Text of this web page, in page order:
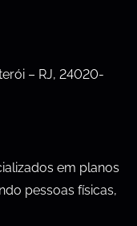
– RJ, 24020-
em planos
pessoas físicas,